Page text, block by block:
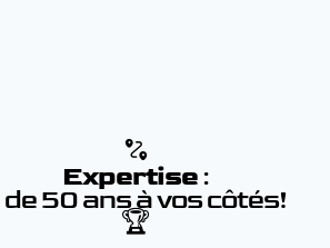
Expertise :
de 50 ans à vos côtés!
🏆